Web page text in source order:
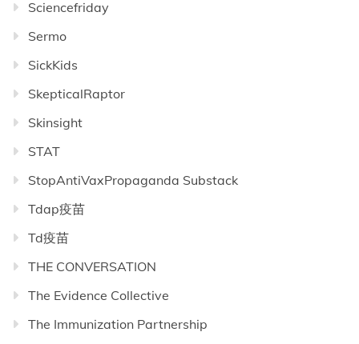
Sciencefriday
Sermo
SickKids
SkepticalRaptor
Skinsight
STAT
StopAntiVaxPropaganda Substack
Tdap疫苗
Td疫苗
THE CONVERSATION
The Evidence Collective
The Immunization Partnership